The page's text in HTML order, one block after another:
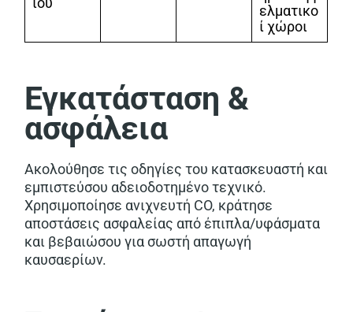
ελματικο
ί χώροι
Εγκατάσταση &
ασφάλεια
Ακολούθησε τις οδηγίες του κατασκευαστή και
εμπιστεύσου αδειοδοτημένο τεχνικό.
Χρησιμοποίησε ανιχνευτή CO, κράτησε
αποστάσεις ασφαλείας από έπιπλα/υφάσματα
και βεβαιώσου για σωστή απαγωγή
καυσαερίων.